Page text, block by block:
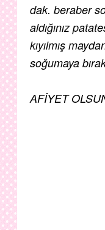
dak. beraber
aldığınız
kıyılmış
soğumaya
AFİYET